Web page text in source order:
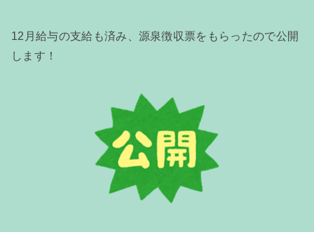
12月給与の支給も済み、源泉徴収票をもらったので公開
します！